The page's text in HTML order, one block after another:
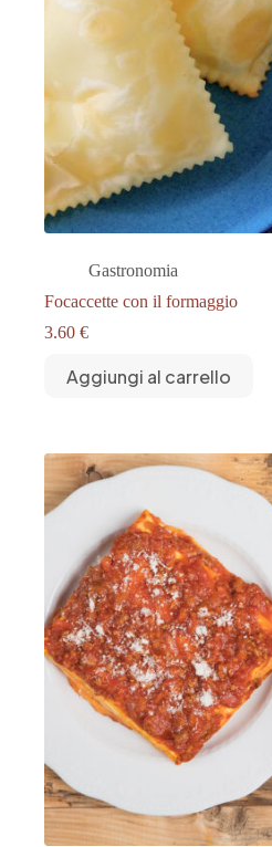
Gastronomia
Focaccette con il formaggio
3.60 €
Aggiungi al carrello